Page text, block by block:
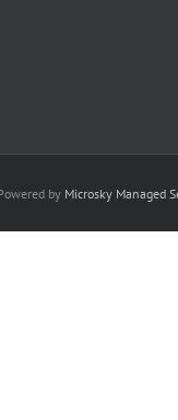
by Microsky Managed